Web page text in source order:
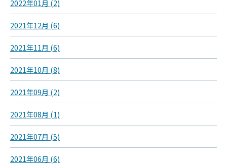
2022年01月 (2)
2021年12月 (6)
2021年11月 (6)
2021年10月 (8)
2021年09月 (2)
2021年08月 (1)
2021年07月 (5)
2021年06月 (6)